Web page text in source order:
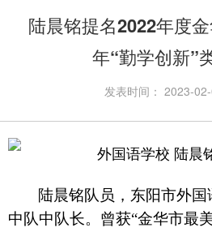
我们的节日
未成年人
陆晨铭提名2022年度
年“勤学创新”
发表时间： 2023-
陆晨铭队员，东阳市外
中队中队长。 曾获“金华市最